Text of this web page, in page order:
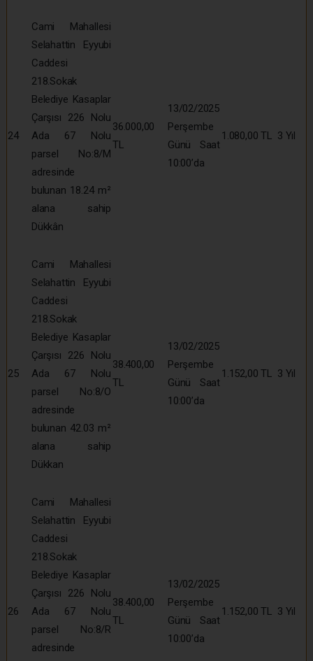
24
Cami Mahallesi
Selahattin Eyyubi
Caddesi
218.Sokak
Belediye Kasaplar
Çarşısı 226 Nolu
Ada 67 Nolu
parsel No:8/M
adresinde
bulunan 18.24 m²
alana sahip
Dükkân
36.000,00
TL
13/02/2025
Perşembe
Günü Saat
10:00’da
1.080,00 TL 3 Yıl
25
Cami Mahallesi
Selahattin Eyyubi
Caddesi
218.Sokak
Belediye Kasaplar
Çarşısı 226 Nolu
Ada 67 Nolu
parsel No:8/O
adresinde
bulunan 42.03 m²
alana sahip
Dükkan
38.400,00
TL
13/02/2025
Perşembe
Günü Saat
10:00’da
1.152,00 TL 3 Yıl
26
Cami Mahallesi
Selahattin Eyyubi
Caddesi
218.Sokak
Belediye Kasaplar
Çarşısı 226 Nolu
Ada 67 Nolu
parsel No:8/R
adresinde
38.400,00
TL
13/02/2025
Perşembe
Günü Saat
10:00’da
1.152,00 TL 3 Yıl